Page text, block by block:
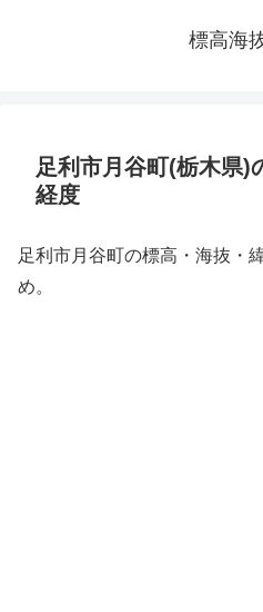
標高海
足利市月谷町(栃木県)
経度
足利市月谷町の標高・海抜・
め。